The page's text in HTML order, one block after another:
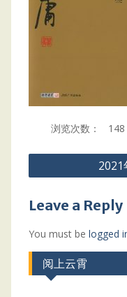
浏览次数： 148
Post
navigation
2021
Leave a Reply
You must be logged
阅上云霄